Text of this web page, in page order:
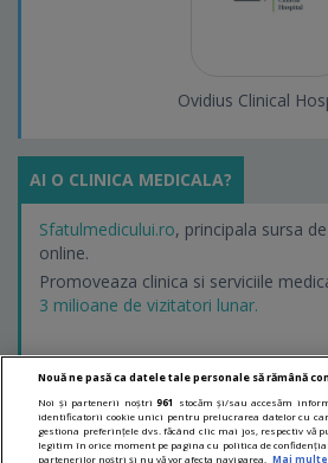
Ovidius Clinical
AI O CLINICA MEDICALA?
Sfatulmedicului.ro, principala sursa
online.
Promoveaza clinica si serviciile
3 milioane de vizitatori lunar.
LINKURI UTILE
Nouă ne pasă ca datele tale personale să rămână
Noi și partenerii noștri961
stocăm și/sau accesăm
identificatorii cookie unici pentru prelucrarea datelor cu
gestiona preferințele dvs. făcând clic mai jos, respectiv
legitim în orice moment pe pagina cu politica de
partenerilor noștri și nu vă vor afecta navigarea.
Mai